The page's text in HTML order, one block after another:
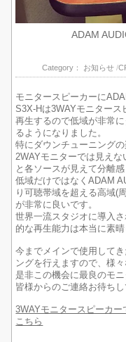
ADAM
Category： お知らせ
モニタースピーカーに
S3X-Hは3WAYモニター
再生するので低域が非常
るようになりました。
特にダウンチューニング
2WAYモニターでは見え
と各ソースが見えて分離
低域だけではなくADAM
り可聴帯域を超える高域(
が非常に良いです。
世界一流スタジオに導入
的な再生能力は本当に素晴
今までメインで使用して
ングを行えますので、様
是非この機会に最良のモ
皆様からのご連絡お待ちし
3WAYモニタースピーカ
こちら